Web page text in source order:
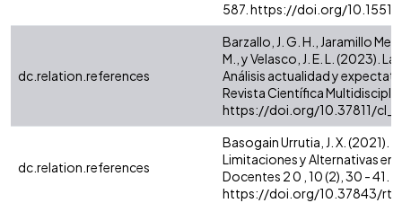
587. https://doi.org/
dc.relation.references
Barzallo, J. G. H., Jaramillo
M., y Velasco, J. E. L. (2023).
Análisis actualidad y
Revista Científica
https://doi.org/10.37811/
dc.relation.references
Basogain Urrutia, J. X. (2021).
Limitaciones y Alternativas en
Docentes 2 0 , 10 (2), 30 - 41.
https://doi.org/10.37843/